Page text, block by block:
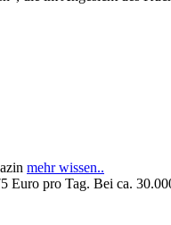
mehr wissen..
Euro pro Tag. Bei ca.